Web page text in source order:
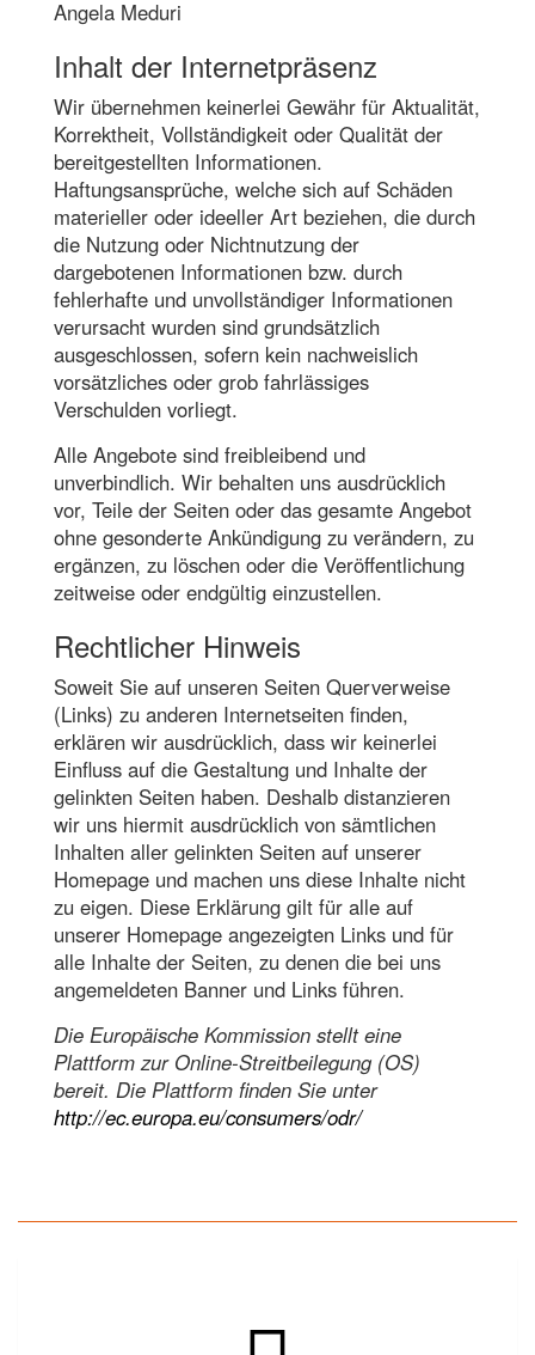
Angela Meduri
Inhalt der Internetpräsenz
Wir übernehmen keinerlei Gewähr für Aktualität,
Korrektheit, Vollständigkeit oder Qualität der
bereitgestellten Informationen.
Haftungsansprüche, welche sich auf Schäden
materieller oder ideeller Art beziehen, die durch
die Nutzung oder Nichtnutzung der
dargebotenen Informationen bzw. durch
fehlerhafte und unvollständiger Informationen
verursacht wurden sind grundsätzlich
ausgeschlossen, sofern kein nachweislich
vorsätzliches oder grob fahrlässiges
Verschulden vorliegt.
Alle Angebote sind freibleibend und
unverbindlich. Wir behalten uns ausdrücklich
vor, Teile der Seiten oder das gesamte Angebot
ohne gesonderte Ankündigung zu verändern, zu
ergänzen, zu löschen oder die Veröffentlichung
zeitweise oder endgültig einzustellen.
Rechtlicher Hinweis
Soweit Sie auf unseren Seiten Querverweise
(Links) zu anderen Internetseiten finden,
erklären wir ausdrücklich, dass wir keinerlei
Einfluss auf die Gestaltung und Inhalte der
gelinkten Seiten haben. Deshalb distanzieren
wir uns hiermit ausdrücklich von sämtlichen
Inhalten aller gelinkten Seiten auf unserer
Homepage und machen uns diese Inhalte nicht
zu eigen. Diese Erklärung gilt für alle auf
unserer Homepage angezeigten Links und für
alle Inhalte der Seiten, zu denen die bei uns
angemeldeten Banner und Links führen.
Die Europäische Kommission stellt eine
Plattform zur Online-Streitbeilegung (OS)
bereit. Die Plattform finden Sie unter
http://ec.europa.eu/consumers/odr/